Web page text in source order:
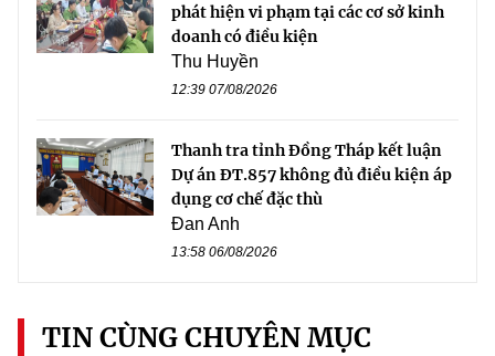
phát hiện vi phạm tại các cơ sở kinh
doanh có điều kiện
Thu Huyền
12:39 07/08/2026
Thanh tra tỉnh Đồng Tháp kết luận
Dự án ĐT.857 không đủ điều kiện áp
dụng cơ chế đặc thù
Đan Anh
13:58 06/08/2026
TIN CÙNG CHUYÊN MỤC